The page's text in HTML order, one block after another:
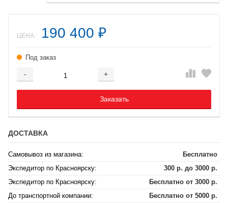
ЦЕНА: 190 400 ₽
Под заказ
- +
Добавляется...
Заказать
Добавлен
ДОСТАВКА
Самовывоз из магазина:
Бесплатно
Экспедитор по Красноярску:
300 р. до 3000 р.
Экспедитор по Красноярску:
Бесплатно от 3000 р.
До транспортной компании:
Бесплатно от 5000 р.